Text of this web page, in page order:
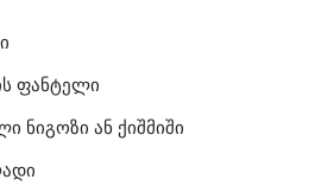
ფანტელი
ნიგოზი ან ქიშმიში